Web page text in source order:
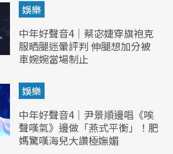
娛樂
中年好聲音4｜蔡宓婕穿旗袍克
服晒腿迷暈評判 伸腿想加分被
車婉婉當場制止
娛樂
中年好聲音4｜尹景順邊唱《唉
聲嘆氣》邊做「燕式平衡」！肥
媽驚嘆海兒大讚極嫵媚